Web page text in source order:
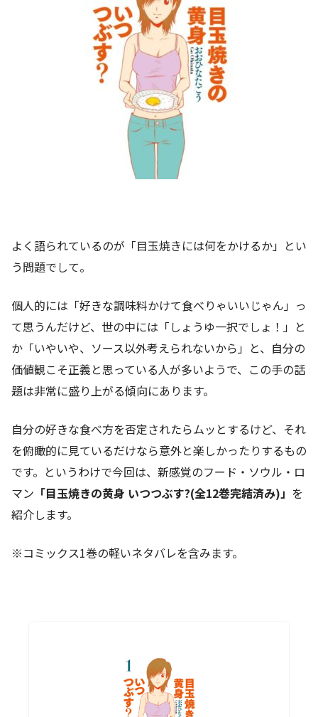
よく語られているのが「目玉焼きには何をかけるか」とい
う問題でして。
個人的には「好きな調味料かけて食べりゃいいじゃん」っ
て思うんだけど、世の中には「しょうゆ一択でしょ！」と
か「いやいや、ソース以外考えられないから」と、自分の
価値観こそ正義と思っている人が多いようで、この手の話
題は非常に盛り上がる傾向にあります。
自分の好きな食べ方を否定されたらムッとするけど、それ
を俯瞰的に見ているだけなら意外と楽しかったりするもの
です。というわけで今回は、新感覚のフード・ソウル・ロ
マン 「目玉焼きの黄身 いつつぶす?(全12巻完結済み)」 を
紹介します。
※コミックス1巻の軽いネタバレを含みます。